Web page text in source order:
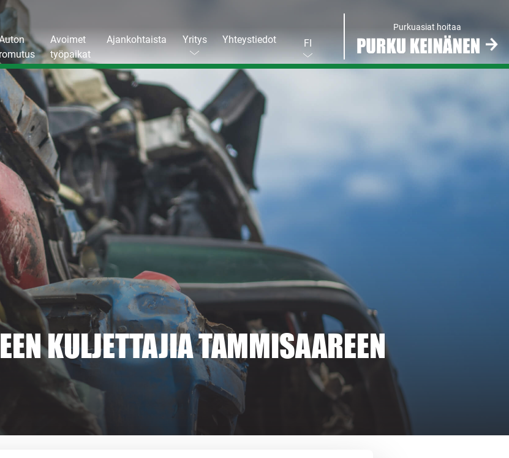
romutus
Avoimet
työpaikat
Ajankohtaista Yritys Yhteystiedot FI
Purkuasiat hoitaa
KULJETTAJIA TAMMISAAREEN